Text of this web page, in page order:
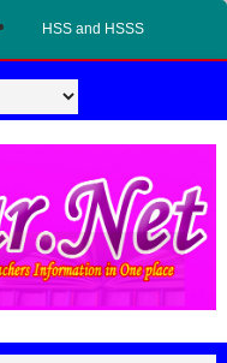
HSS and HSSS